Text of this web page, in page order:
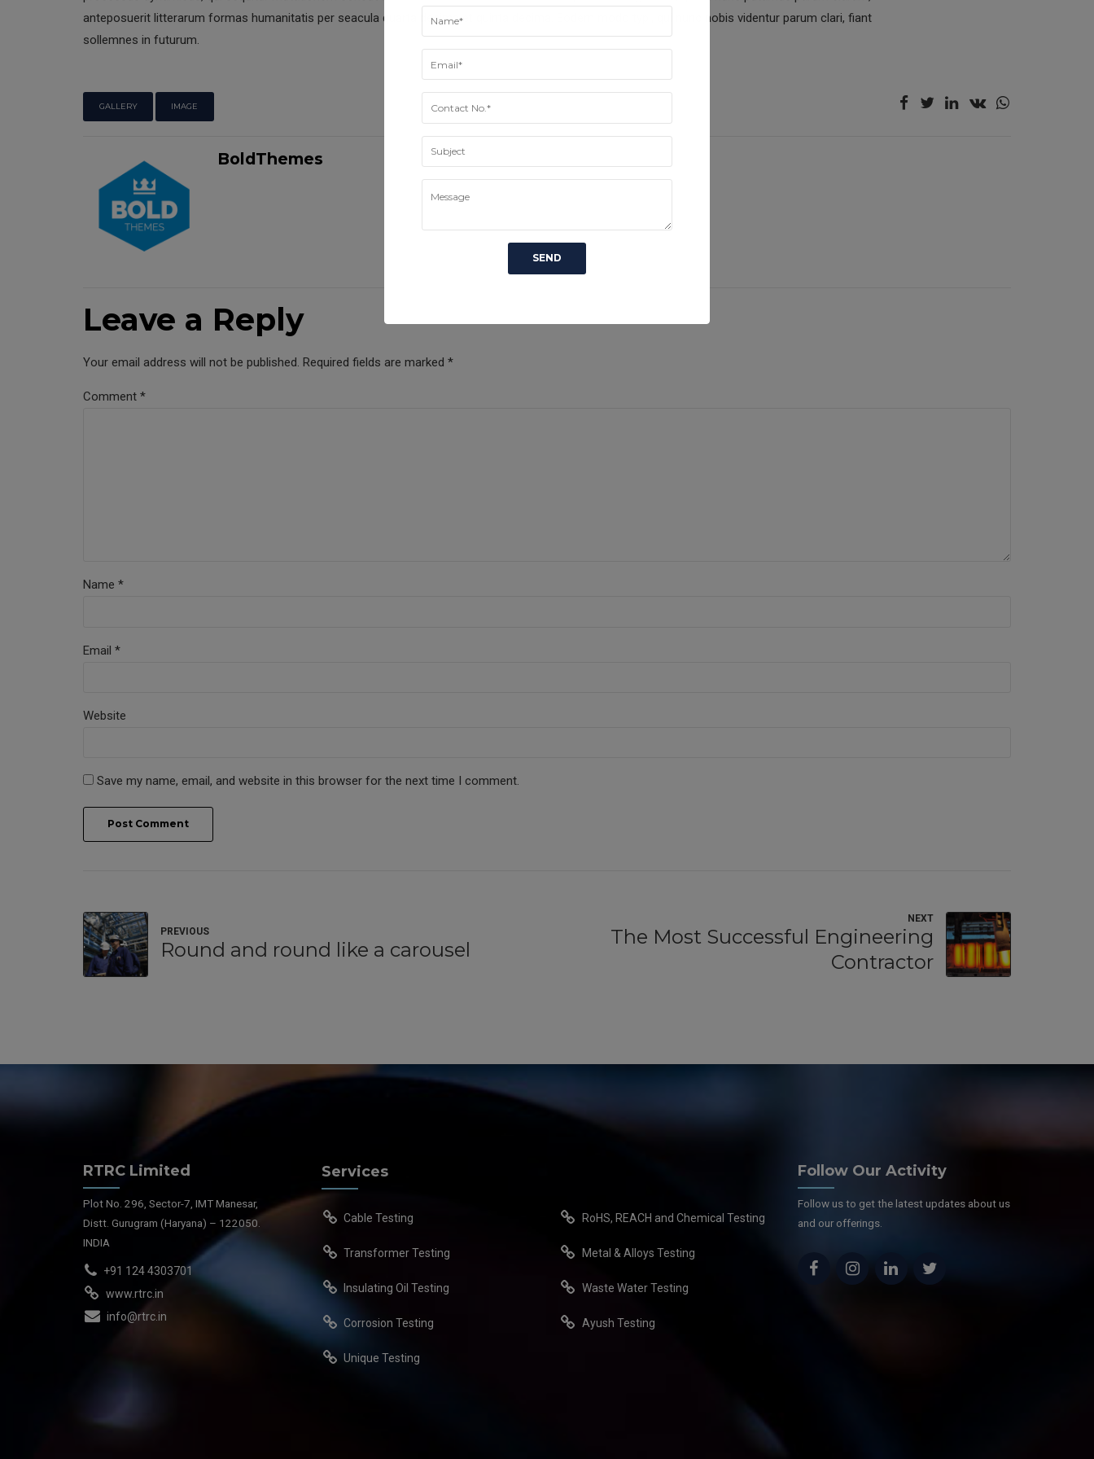
anteposuerit litterarum formas humanitatis per seacula quarta decima et quinta decima. Eodem modo typi, qui nunc nobis videntur parum clari, fiant
sollemnes in futurum.
GALLERY IMAGE
BoldThemes
Leave a Reply
Your email address will not be published. Required fields are marked *
Comment *
Name *
Email *
Website
Save my name, email, and website in this browser for the next time I comment.
Post Comment
PREVIOUS
Round and round like a carousel
NEXT
The Most Successful Engineering
Contractor
RTRC Limited
Plot No. 296, Sector-7, IMT Manesar,
Distt. Gurugram (Haryana) – 122050.
INDIA
+91 124 4303701
www.rtrc.in
info@rtrc.in
Services
Cable Testing
Transformer Testing
Insulating Oil Testing
Corrosion Testing
Unique Testing
RoHS, REACH and Chemical Testing
Metal & Alloys Testing
Waste Water Testing
Ayush Testing
Follow Our Activity
Follow us to get the latest updates about us
and our offerings.